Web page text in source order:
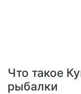
Что такое
рыбалки